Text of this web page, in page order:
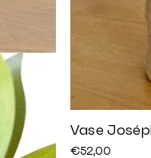
Vase
Prix
€52,00